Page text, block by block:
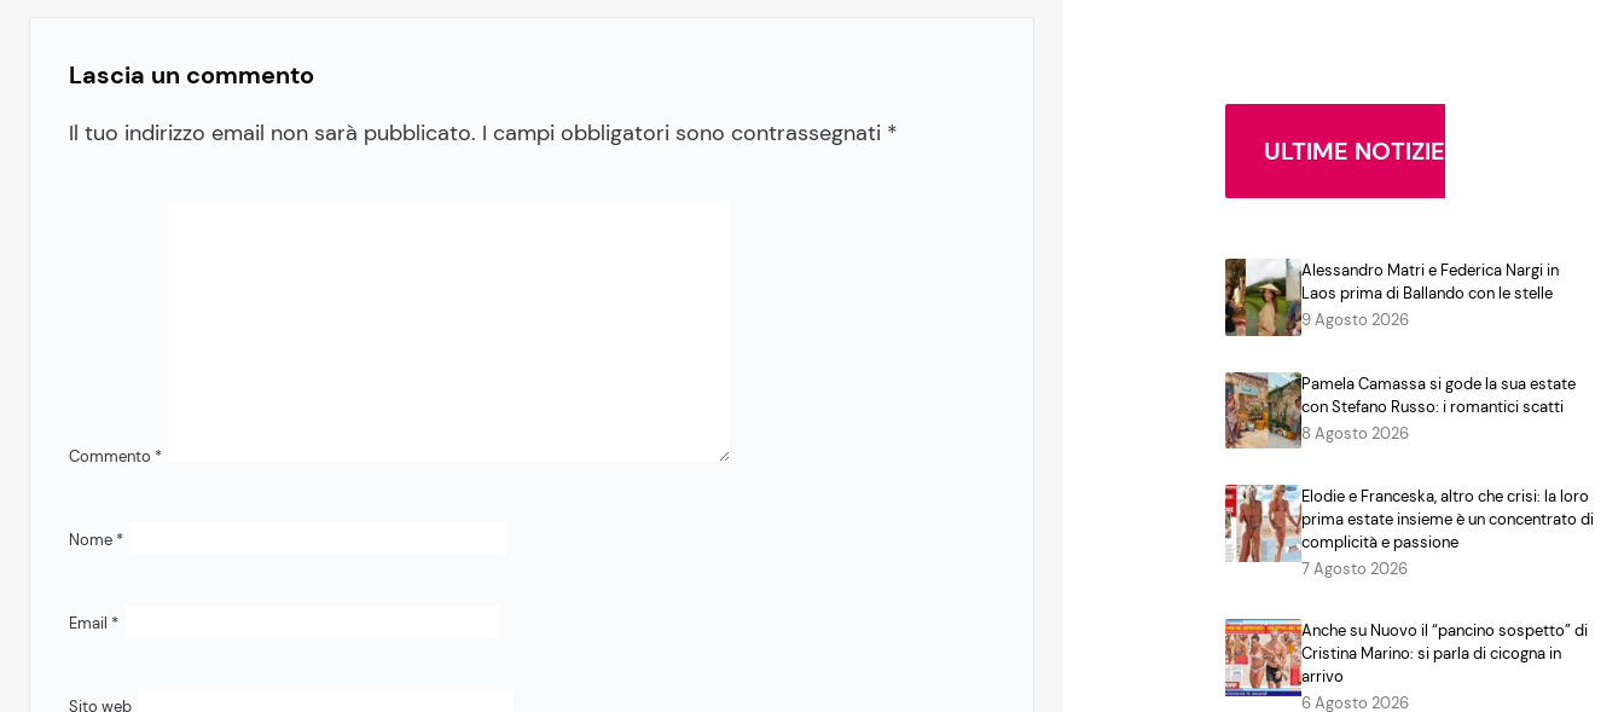
Lascia un commento
Il tuo indirizzo email non sarà pubblicato. I campi obbligatori sono contrassegnati *
Commento *
Nome *
Email *
Sito web
ULTIME NOTIZIE
Alessandro Matri e Federica Nargi in
Laos prima di Ballando con le stelle
9 Agosto 2026
Pamela Camassa si gode la sua estate
con Stefano Russo: i romantici scatti
8 Agosto 2026
Elodie e Franceska, altro che crisi: la loro
prima estate insieme è un concentrato di
complicità e passione
7 Agosto 2026
Anche su Nuovo il “pancino sospetto” di
Cristina Marino: si parla di cicogna in
arrivo
6 Agosto 2026